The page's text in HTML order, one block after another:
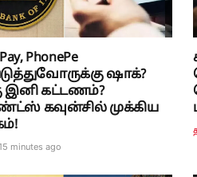
PhonePe
ஷாக்?
இனி கட்டணம்?
கவுன்சில் முக்கிய
minutes ago